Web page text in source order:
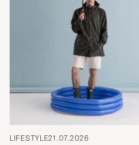
LIFESTYLE21.07.2026